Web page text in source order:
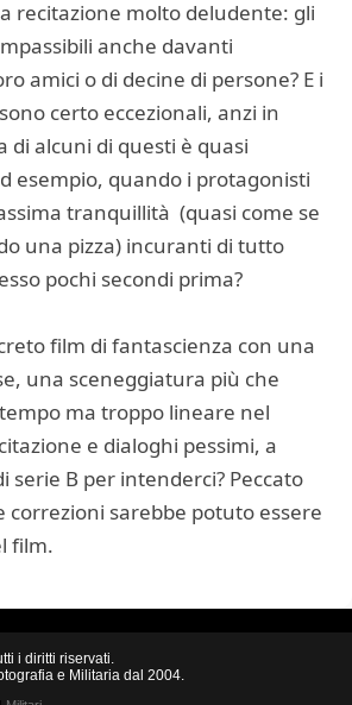
recitazione molto deludente: gli
anche davanti
amici o di decine di persone? E i
certo eccezionali, anzi in
di alcuni di questi è quasi
esempio, quando i protagonisti
tranquillità (quasi come se
una pizza) incuranti di tutto
pochi secondi prima?
film di fantascienza con una
una sceneggiatura più che
ma troppo lineare nel
e dialoghi pessimi, a
serie B per intenderci? Peccato
correzioni sarebbe potuto essere
film.
i diritti riservati.
e Militaria dal 2004.